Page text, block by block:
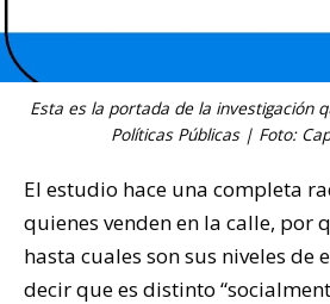
Esta es la portada de la investigación
Políticas Públicas | Foto:
El estudio hace una completa
quienes venden en la calle, por
hasta cuales son sus niveles de
decir que es distinto